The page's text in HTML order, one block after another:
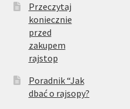
Przeczytaj
koniecznie
przed
zakupem
rajstop
Poradnik “Jak
dbać o rajsopy?